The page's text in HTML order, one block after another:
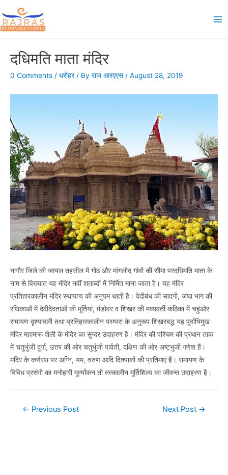
to
content
दधिमति माता मंदिर
0 Comments / धरोहर/ By राज आरएएस / August 28, 2019
नागौर जिले की जायल तहसील में गोठ और मांगलोद गांवों की सीमा परदधिमति माता के
नाम से विख्यात यह मंदिर नवीं शताब्दी में निर्मित माना जाता है। यह मंदिर
प्रतिहारकालीन मंदिर स्थापत्य की अनुपम थाती है। वेदीबंध की सादगी, जंघा भाग की
रथिकाओं में देवीदेवताओं की मूर्तियां, मंडोवर व शिखर की मध्यवर्ती कंठिका में चहुंओर
रामायण दृश्यावली तथा प्रतिहारकालीन परम्परा के अनुरूप शिखरबद्ध यह पूर्वाभिमुख
मंदिर महामारू शैली के मंदिर का सुन्दर उदाहरण है। मंदिर की पश्चिम की प्रधान ताक
में चतुर्भुजी दुर्गा, उत्तर की ओर चतुर्भुजी पार्वती, दक्षिण की ओर अष्टभुजी गणेश हैं।
मंदिर के कर्णरथ पर अग्नि, यम, वरुण आदि दिक्पालों की प्रतिमाएं हैं। रामायण के
विविध प्रसंगों का मनोहारी मूर्त्यांकन तो तत्कालीन मूर्तिशिल्प का जीवन्त उदाहरण है।
Post← Previous Post Next Post →